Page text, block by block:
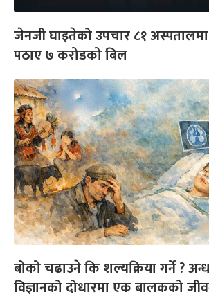
जेनजी घाइतेको उपचार ८१
पठाए ७ करोडको बिल
बोको चढाउने कि शल्यक्रिया गर्ने ?
विज्ञानको दोधारमा एक बालकको